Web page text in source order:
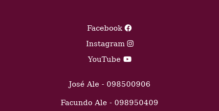
Facebook
Instagram
YouTube
José Ale - 098500906
Facundo Ale - 098950409